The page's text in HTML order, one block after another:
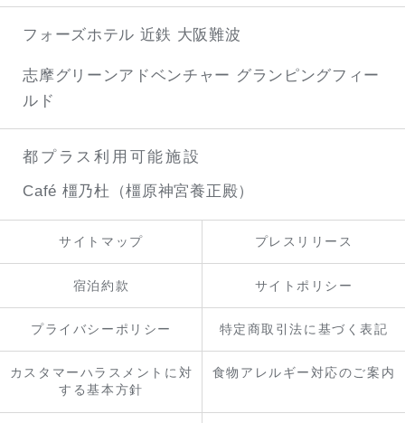
フォーズホテル 近鉄 大阪難波
志摩グリーンアドベンチャー グランピングフィー
ルド
都プラス利用可能施設
Café 橿乃杜（橿原神宮養正殿）
サイトマップ プレスリリース
宿泊約款 サイトポリシー
プライバシーポリシー 特定商取引法に基づく表記
カスタマーハラスメントに対
する基本方針
食物アレルギー対応のご案内